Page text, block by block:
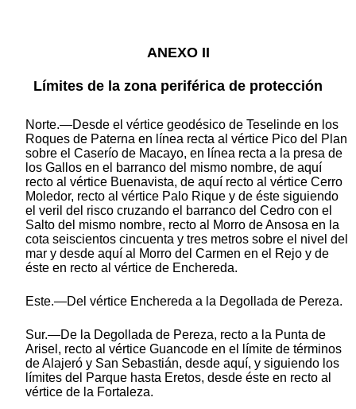
ANEXO II
Límites de la zona periférica de protección
Norte.—Desde el vértice geodésico de Teselinde en los
Roques de Paterna en línea recta al vértice Pico del Plan
sobre el Caserío de Macayo, en línea recta a la presa de
los Gallos en el barranco del mismo nombre, de aquí
recto al vértice Buenavista, de aquí recto al vértice Cerro
Moledor, recto al vértice Palo Rique y de éste siguiendo
el veril del risco cruzando el barranco del Cedro con el
Salto del mismo nombre, recto al Morro de Ansosa en la
cota seiscientos cincuenta y tres metros sobre el nivel del
mar y desde aquí al Morro del Carmen en el Rejo y de
éste en recto al vértice de Enchereda.
Este.—Del vértice Enchereda a la Degollada de Pereza.
Sur.—De la Degollada de Pereza, recto a la Punta de
Arisel, recto al vértice Guancode en el límite de términos
de Alajeró y San Sebastián, desde aquí, y siguiendo los
límites del Parque hasta Eretos, desde éste en recto al
vértice de la Fortaleza.